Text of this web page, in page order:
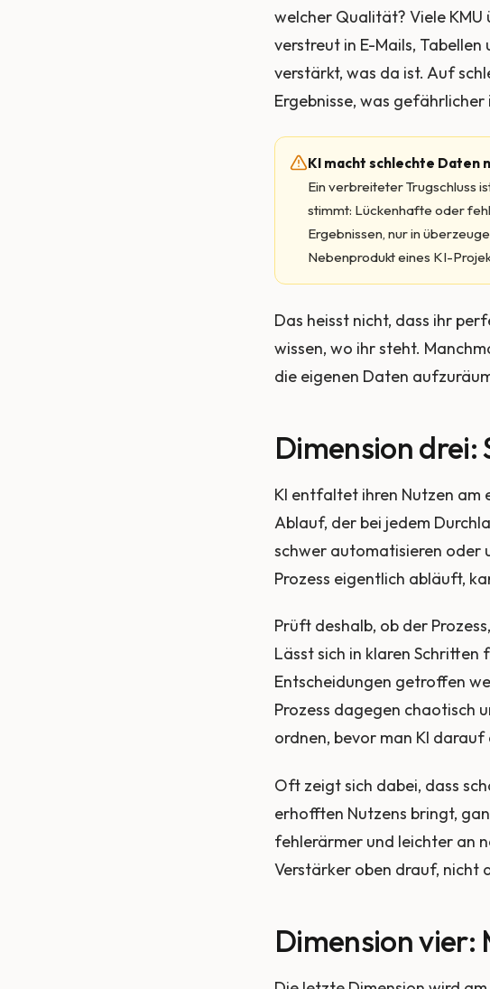
welcher Qualität? Viele
verstreut in E-Mails,
verstärkt, was da ist. Auf
Ergebnisse, was gefährlicher
KI macht schlechte Daten
Ein verbreiteter Trugschluss
stimmt: Lückenhafte oder
Ergebnissen, nur in
Nebenprodukt eines KI-
Das heisst nicht, dass ihr
wissen, wo ihr steht.
die eigenen Daten
Dimension drei:
KI entfaltet ihren Nutzen am
Ablauf, der bei jedem
schwer automatisieren oder
Prozess eigentlich abläuft,
Prüft deshalb, ob der
Lässt sich in klaren
Entscheidungen getroffen
Prozess dagegen chaotisch
ordnen, bevor man KI darauf
Oft zeigt sich dabei, dass
erhofften Nutzens bringt,
fehlerärmer und leichter an
Verstärker oben drauf, nicht
Dimension vier: